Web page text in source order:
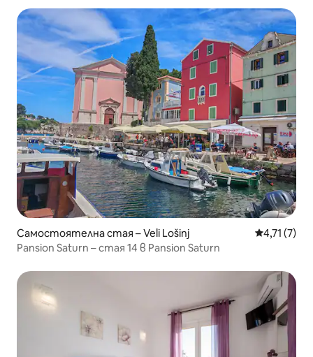
Самостоятелна стая – Veli Lošinj Средна
4,71 (7)
Pansion Saturn – стая 14 в Pansion Saturn